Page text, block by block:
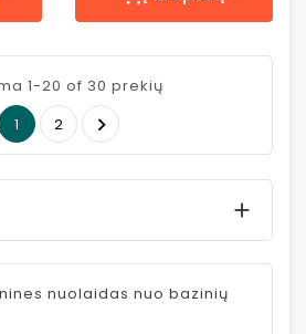
1-20 of 30 prekių
1
2 

nuolaidas nuo bazinių